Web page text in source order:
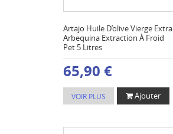
Artajo Huile D’olive Vierge Extra
Arbequina Extraction À Froid
Pet 5 Litres
65,90 €
VOIR PLUS Ajouter